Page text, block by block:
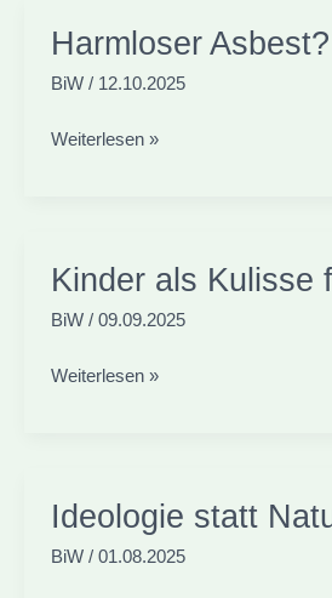
Harmloser Asbest?
BiW / 12.10.2025
Harmloser
Weiterlesen »
Kinder als Kulisse
BiW / 09.09.2025
Kinder
Politik
Weiterlesen »
Ideologie statt
BiW / 01.08.2025